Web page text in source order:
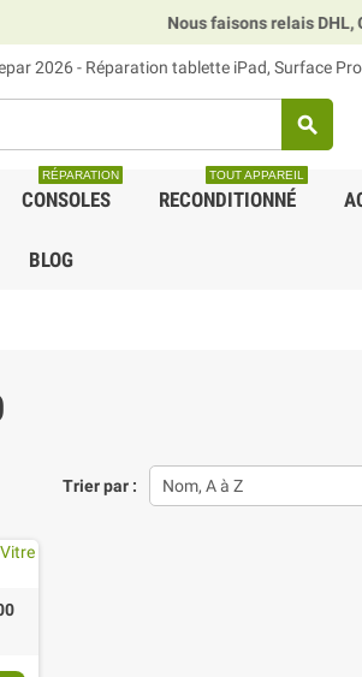
Nous faisons relais DHL, GLS et UPS.
2026 - Réparation tablette iPad, Surface
search
CONSOLES
RÉPARATION
RECONDITIONNÉ
TOUT APPAREIL
BLOG
Trier par : Nom, A à Z